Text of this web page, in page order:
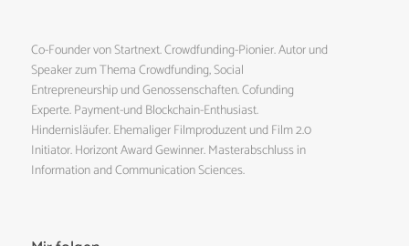
Co-Founder von Startnext. Crowdfunding-Pionier. Autor und
Speaker zum Thema Crowdfunding, Social
Entrepreneurship und Genossenschaften. Cofunding
Experte. Payment-und Blockchain-Enthusiast.
Hindernisläufer. Ehemaliger Filmproduzent und Film 2.0
Initiator. Horizont Award Gewinner. Masterabschluss in
Information and Communication Sciences.